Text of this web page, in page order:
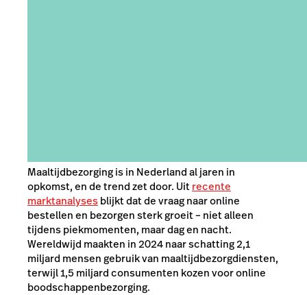
Maaltijdbezorging is in Nederland al jaren in
opkomst, en de trend zet door. Uitrecente
marktanalysesblijkt dat de vraag naar online
bestellen en bezorgen sterk groeit – niet alleen
tijdens piekmomenten, maar dag en nacht.
Wereldwijd maakten in 2024 naar schatting 2,1
miljard mensen gebruik van maaltijdbezorgdiensten,
terwijl 1,5 miljard consumenten kozen voor online
boodschappenbezorging.